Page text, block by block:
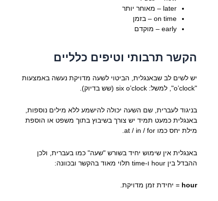
later – מאוחר יותר
on time – בזמן
early – מוקדם
הקשר תרבותי וטיפים כלליים
יש לשים לב שבאנגלית, הביטוי לשעה מדויקת נעשה באמצעות
"o’clock", למשל: six o’clock (שש בדיוק).
בניגוד לעברית, שם השעה יכולה להישמע ללא מילים נוספות,
באנגלית כמעט תמיד יש צורך בשיבוץ בתוך משפט או הוספת
מילת יחס כמו at / in / for.
באנגלית אין שימוש יחיד בשורש "שעה" כמו בעברית, ולכן
ההבדל בין hour ו-time תלוי מאוד בהקשר ובכוונה:
hour = יחידת זמן מדויקת.